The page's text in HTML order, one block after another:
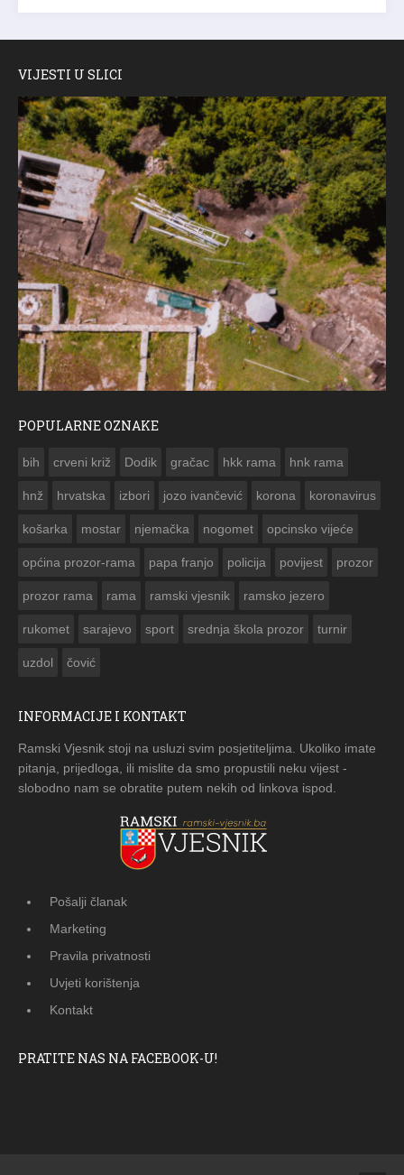
VIJESTI U SLICI
POPULARNE OZNAKE
bih crveni križ Dodik gračac hkk rama hnk rama
hnž hrvatska izbori jozo ivančević korona koronavirus
košarka mostar njemačka nogomet opcinsko vijeće
općina prozor-rama papa franjo policija povijest prozor
prozor rama rama ramski vjesnik ramsko jezero
rukomet sarajevo sport srednja škola prozor turnir
uzdol čović
INFORMACIJE I KONTAKT
Ramski Vjesnik stoji na usluzi svim posjetiteljima. Ukoliko imate
pitanja, prijedloga, ili mislite da smo propustili neku vijest -
slobodno nam se obratite putem nekih od linkova ispod.
Pošalji članak
Marketing
Pravila privatnosti
Uvjeti korištenja
Kontakt
PRATITE NAS NA FACEBOOK-U!